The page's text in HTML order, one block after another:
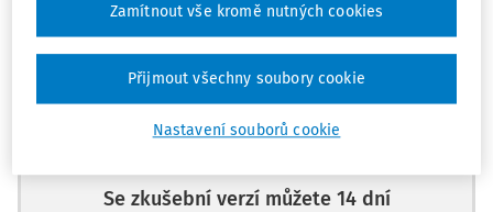
Nemáte předplatné? Nevadí!
Zaregistrujte se, zadejte telefonní
číslo a získejte
zdarma plný přístup do webové
aplikace na 14 dnů.
Se zkušební verzí můžete 14 dní
Nastavení souborů cookie
Zamítnout vše kromě nutných cookies
Přijmout všechny soubory cookie